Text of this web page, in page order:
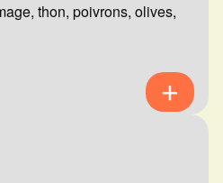
thon, poivrons, olives,